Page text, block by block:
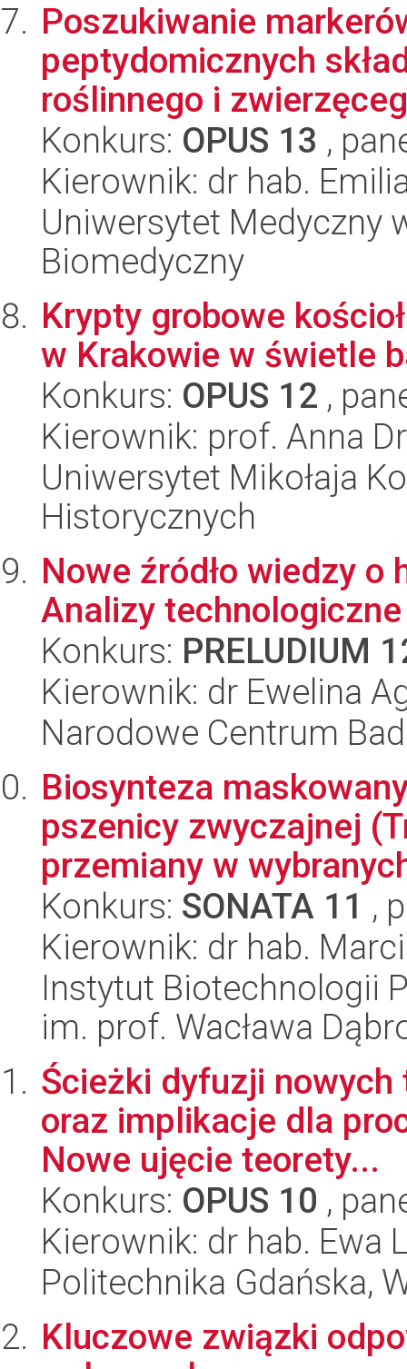
Poszukiwanie
peptydomicznych
roślinnego i
Konkurs: OPUS 13 ,
Kierownik: dr hab.
Uniwersytet Medyczny
Biomedyczny
Krypty grobowe
w Krakowie w świetle
Konkurs: OPUS 12 ,
Kierownik: prof. Anna
Uniwersytet Mikołaja
Historycznych
Nowe źródło wiedzy
Analizy
Konkurs: PRELUDIUM
Kierownik: dr Ewelina
Narodowe Centrum
Biosynteza
pszenicy zwyczajnej
przemiany w
Konkurs: SONATA 11 ,
Kierownik: dr hab.
Instytut Biotechnologii
im. prof. Wacława
Ścieżki dyfuzji
oraz implikacje dla
Nowe ujęcie teorety...
Konkurs: OPUS 10 ,
Kierownik: dr hab. Ewa
Politechnika Gdańska,
Kluczowe związki